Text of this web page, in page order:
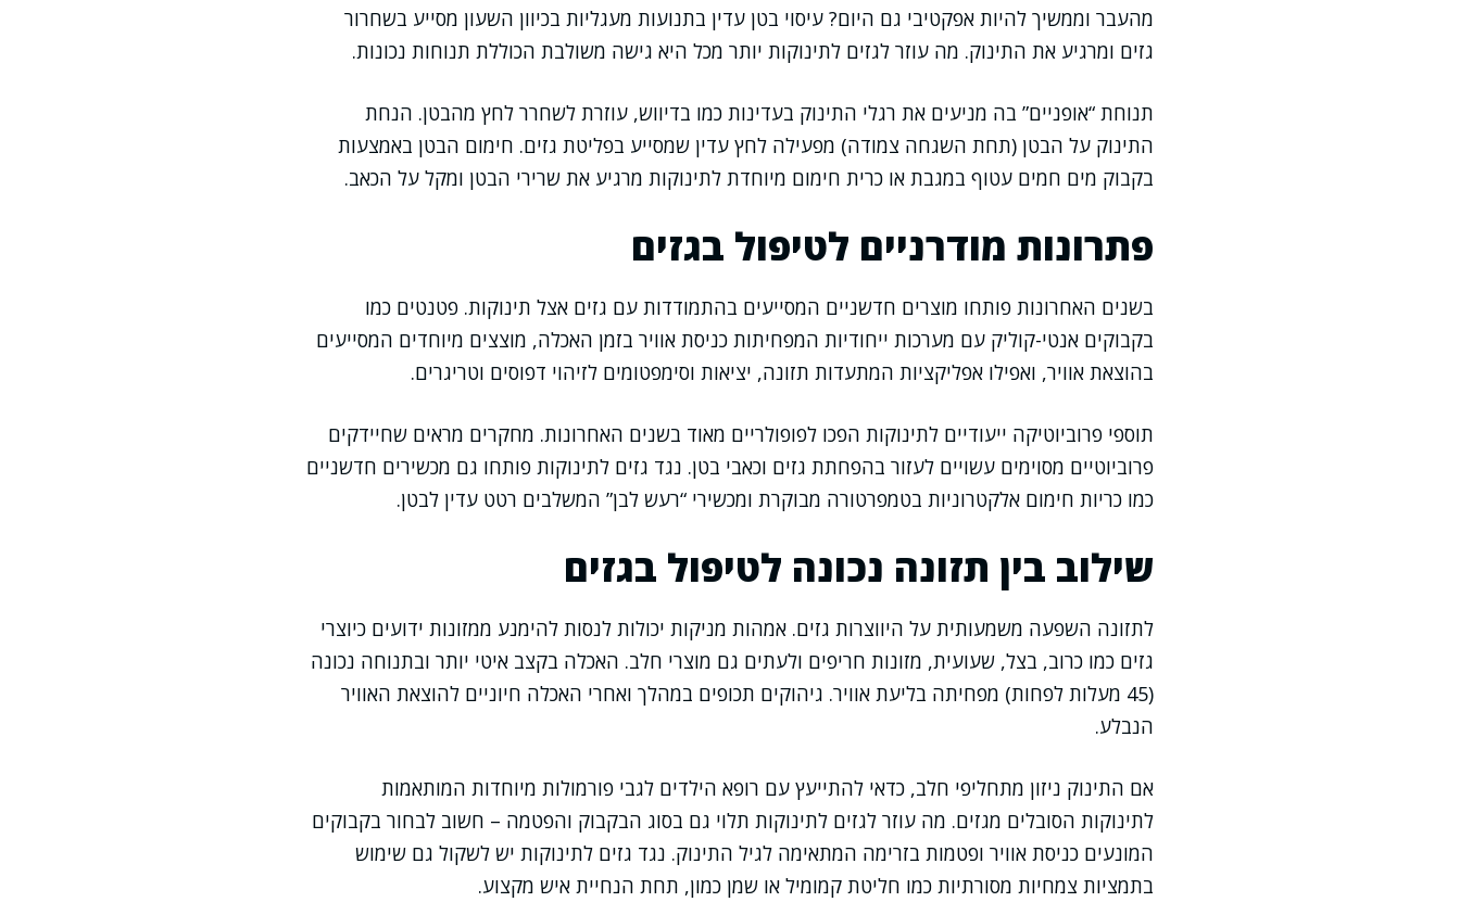
מהעבר וממשיך להיות אפקטיבי גם היום? עיסוי בטן עדין בתנועות מעגליות בכיוון השעון מסייע בשחרור
גזים ומרגיע את התינוק. מה עוזר לגזים לתינוקות יותר מכל היא גישה משולבת הכוללת תנוחות נכונות.
תנוחת “אופניים” בה מניעים את רגלי התינוק בעדינות כמו בדיווש, עוזרת לשחרר לחץ מהבטן. הנחת
התינוק על הבטן (תחת השגחה צמודה) מפעילה לחץ עדין שמסייע בפליטת גזים. חימום הבטן באמצעות
בקבוק מים חמים עטוף במגבת או כרית חימום מיוחדת לתינוקות מרגיע את שרירי הבטן ומקל על הכאב.
פתרונות מודרניים לטיפול בגזים
בשנים האחרונות פותחו מוצרים חדשניים המסייעים בהתמודדות עם גזים אצל תינוקות. פטנטים כמו
בקבוקים אנטי-קוליק עם מערכות ייחודיות המפחיתות כניסת אוויר בזמן האכלה, מוצצים מיוחדים המסייעים
בהוצאת אוויר, ואפילו אפליקציות המתעדות תזונה, יציאות וסימפטומים לזיהוי דפוסים וטריגרים.
תוספי פרוביוטיקה ייעודיים לתינוקות הפכו לפופולריים מאוד בשנים האחרונות. מחקרים מראים שחיידקים
פרוביוטיים מסוימים עשויים לעזור בהפחתת גזים וכאבי בטן. נגד גזים לתינוקות פותחו גם מכשירים חדשניים
כמו כריות חימום אלקטרוניות בטמפרטורה מבוקרת ומכשירי “רעש לבן” המשלבים רטט עדין לבטן.
שילוב בין תזונה נכונה לטיפול בגזים
לתזונה השפעה משמעותית על היווצרות גזים. אמהות מניקות יכולות לנסות להימנע ממזונות ידועים כיוצרי
גזים כמו כרוב, בצל, שעועית, מזונות חריפים ולעתים גם מוצרי חלב. האכלה בקצב איטי יותר ובתנוחה נכונה
(45 מעלות לפחות) מפחיתה בליעת אוויר. גיהוקים תכופים במהלך ואחרי האכלה חיוניים להוצאת האוויר
הנבלע.
אם התינוק ניזון מתחליפי חלב, כדאי להתייעץ עם רופא הילדים לגבי פורמולות מיוחדות המותאמות
לתינוקות הסובלים מגזים. מה עוזר לגזים לתינוקות תלוי גם בסוג הבקבוק והפטמה – חשוב לבחור בקבוקים
המונעים כניסת אוויר ופטמות בזרימה המתאימה לגיל התינוק. נגד גזים לתינוקות יש לשקול גם שימוש
בתמציות צמחיות מסורתיות כמו חליטת קמומיל או שמן כמון, תחת הנחיית איש מקצוע.